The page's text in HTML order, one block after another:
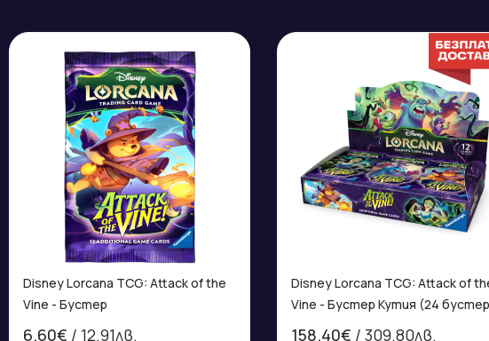
Disney Lorcana TCG: Attack of the
Vine - Бустер
6.60€ / 12.91лв.
Disney Lorcana TCG: Attack of
Vine - Бустер Кутия (24
158.40€ / 309.80лв.